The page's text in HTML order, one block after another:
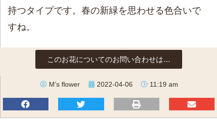
持つタイプです。春の新緑を思わせる色合いで
すね。
このお花についてのお問い合わせは…
M’s flower 2022-04-06 11:19 am